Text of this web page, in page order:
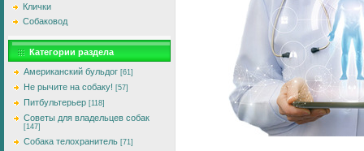
Клички
Собаковод
Категории раздела
Американский бульдог [61]
Не рычите на собаку! [57]
Питбультерьер [118]
Советы для владельцев собак
[147]
Собака телохранитель [71]